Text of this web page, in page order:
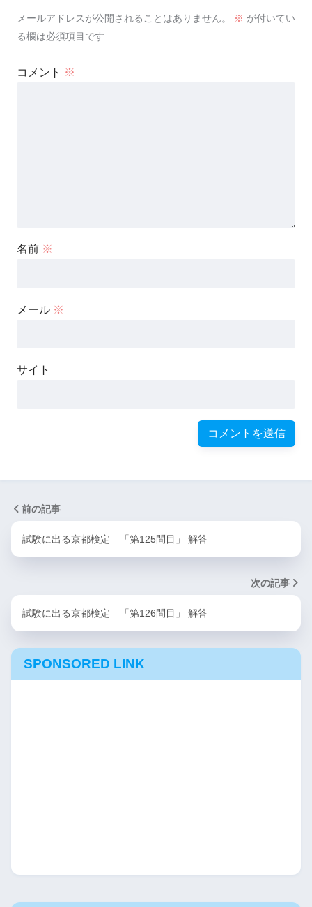
メールアドレスが公開されることはありません。 ※ が付いてい
る欄は必須項目です
コメント ※
名前 ※
メール ※
サイト
前の記事
試験に出る京都検定 「第125問目」 解答
次の記事
試験に出る京都検定 「第126問目」 解答
SPONSORED LINK